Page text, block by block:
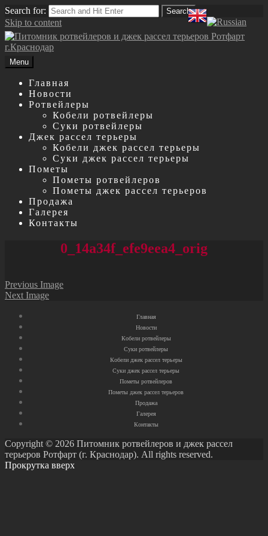
Search for: Search
Skip to content
Menu
Главная
Новости
Ротвейлеры
Кобели ротвейлеры
Суки ротвейлеры
Джек рассел терьеры
Кобели джек рассел терьеры
Суки джек рассел терьеры
Пометы
Пометы ротвейлеров
Пометы джек рассел терьеров
Продажа
Галерея
Контакты
0_14a34f_efe9eea4_orig
Previous Image
Next Image
Главная
Новости
Кобели ротвейлеры
Суки ротвейлеры
Кобели джек рассел терьеры
Суки джек рассел терьеры
Пометы ротвейлеров
Пометы джек рассел терьеров
Продажа
Галерея
Контакты
Copyright © 2026 Питомник ротвейлеров и джек рассел
терьеров Ротфарт (г. Краснодар). All rights reserved.
Прокрутка вверх